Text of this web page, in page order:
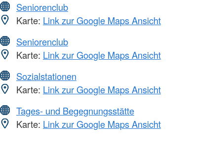
Seniorenclub
Karte: Link zur Google Maps Ansicht
Seniorenclub
Karte: Link zur Google Maps Ansicht
Sozialstationen
Karte: Link zur Google Maps Ansicht
Tages- und Begegnungsstätte
Karte: Link zur Google Maps Ansicht